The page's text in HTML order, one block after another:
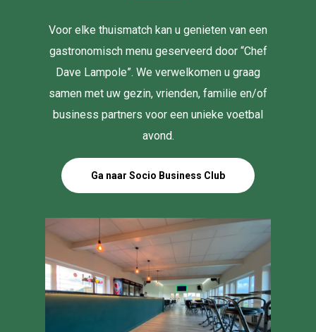
Voor elke thuismatch kan u genieten van een
gastronomisch menu geserveerd door “Chef
Dave Lampole”. We verwelkomen u graag
samen met uw gezin, vrienden, familie en/of
business partners voor een unieke voetbal
avond.
Ga naar Socio Business Club